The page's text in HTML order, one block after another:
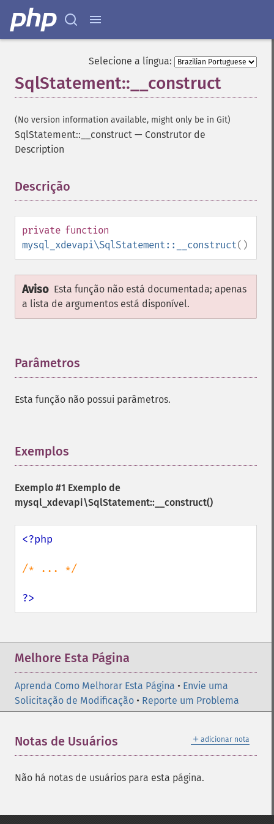
Selecione a língua:
SqlStatement::__construct
(No version information available, might only be in Git)
SqlStatement::__construct — Construtor de
Description
Descrição
private function
mysql_xdevapi\SqlStatement::__construct()
Aviso Esta função não está documentada; apenas
a lista de argumentos está disponível.
Parâmetros
Esta função não possui parâmetros.
Exemplos
Exemplo #1 Exemplo de
mysql_xdevapi\SqlStatement::__construct()
<?php
/* ... */
?>
Melhore Esta Página
Aprenda Como Melhorar Esta Página • Envie uma
Solicitação de Modificação • Reporte um Problema
＋ adicionar nota
Notas de Usuários
Não há notas de usuários para esta página.